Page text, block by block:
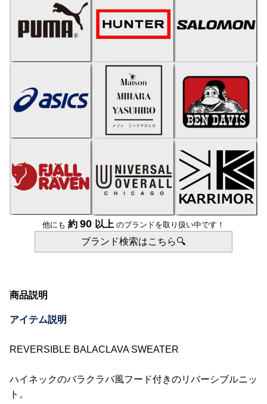
他にも 約 90 以上 のブランドを取り扱い中です！
ブランド検索はこちら🔍
商品説明
アイテム説明
REVERSIBLE BALACLAVA SWEATER
ハイネックのバラクラバ風フード付きのリバーシブルニッ
ト。